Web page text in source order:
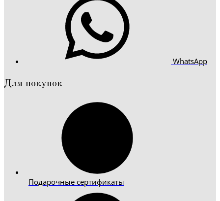
WhatsApp
Для покупок
Подарочные сертификаты